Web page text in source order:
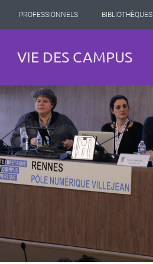
PROFESSIONNELS BIBLIOTHÈQUES
VIE DES CAMPUS